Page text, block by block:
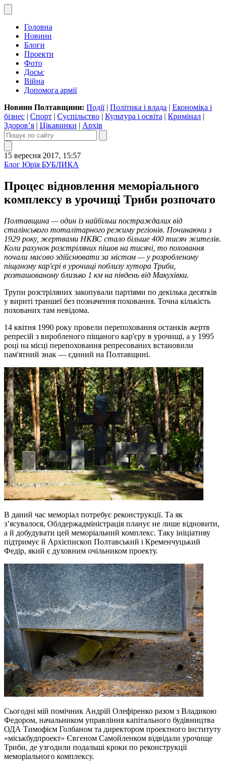
Головна
Новини
Блоги
Проекти
Фото
Досьє
Війна
Допомога армії
Новини Полтавщини: Події| Політика і влада | Економіка і
бізнес | Спорт | Суспільство | Культура і освіта | Кримінал |
Здоров’я | Цікавинки | Архів
15 вересня 2017, 15:57
Блог Юрія БУБЛИКА
Процес відновлення меморіального
комплексу в урочищі Триби розпочато
Полтавщина — один із найбільш постраждалих від
сталінського тоталітарного режиму регіонів. Починаючи з
1929 року, жертвами НКВС стало більше 400 тисяч жителів.
Коли рахунок розстріляних пішов на тисячі, то поховання
почали масово здійснювати за містом — у розробленому
піщаному кар'єрі в урочищі поблизу хутора Триби,
розташованому близько 1 км на південь від Макухівки.
Трупи розстріляних закопували партіями по декілька десятків
у вириті траншеї без позначення поховання. Точна кількість
похованих там невідома.
14 квітня 1990 року провели перепоховання останків жертв
репресій з виробленого піщаного кар'єру в урочищі, а у 1995
році на місці перепоховання репресованих встановили
пам'ятний знак — єдиний на Полтавщині.
В даний час меморіал потребує реконструкції. Та як
з’ясувалося, Облдержадміністрація планує не лише відновити,
а й добудувати цей меморіальний комплекс. Таку ініціативу
підтримує й Архієпископ Полтавський і Кременчуцький
Федір, який є духовним очільником проекту.
Сьогодні мій помічник Андрій Олефіренко разом з Владикою
Федором, начальником управління капітального будівництва
ОДА Тимофієм Голбаном та директором проектного інституту
«міськбудпроект» Євгеном Самойленком відвідали урочище
Триби, де узгодили подальші кроки по реконструкції
меморіального комплексу.